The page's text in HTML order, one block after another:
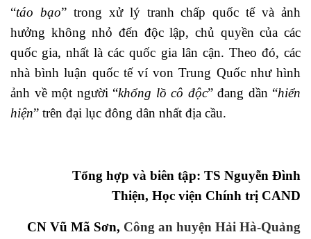
“táo bạo” trong xử lý tranh chấp quốc tế và ảnh
hưởng không nhỏ đến độc lập, chủ quyền của các
quốc gia, nhất là các quốc gia lân cận. Theo đó, các
nhà bình luận quốc tế ví von Trung Quốc như hình
ảnh về một người “khổng lồ cô độc” đang dần “hiển
hiện” trên đại lục đông dân nhất địa cầu.
Tổng hợp và biên tập: TS Nguyễn Đình
Thiện, Học viện Chính trị CAND
CN Vũ Mã Sơn, Công an huyện Hải Hà-Quảng